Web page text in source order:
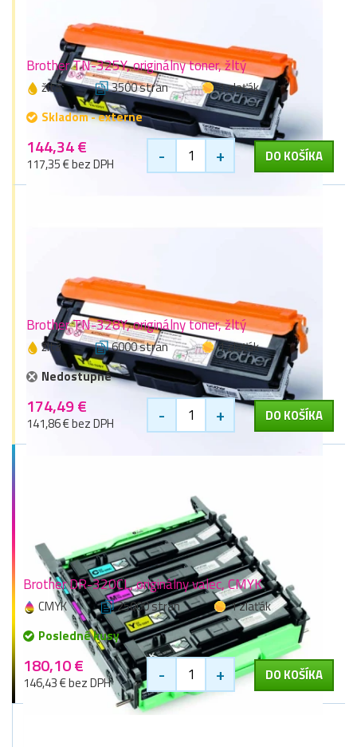
Brother TN-325Y, originálny toner, žltý
žltá 3500 stran
1 zlaťák
Skladom - externe
144,34 €
117,35 € bez DPH - + DO KOŠÍKA
Brother TN-328Y, originálny toner, žltý
žltá 6000 stran
1 zlaťák
Nedostupné
174,49 €
141,86 € bez DPH - + DO KOŠÍKA
Brother DR-320CL, originálny valec, CMYK
CMYK 25000 stran
1 zlaťák
Posledné kusy
180,10 €
146,43 € bez DPH - + DO KOŠÍKA